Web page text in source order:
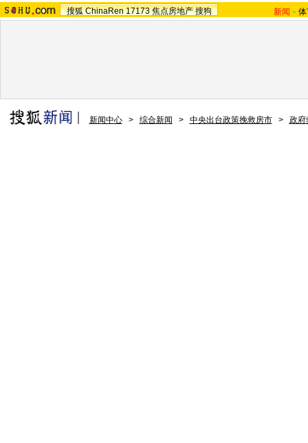
搜狐 ChinaRen 17173 焦点房地产 搜狗 新闻 -
新闻中心 > 综合新闻 > 中央出台政策挽救房市 > 政府